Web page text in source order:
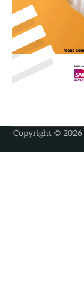
Copyright © 2026